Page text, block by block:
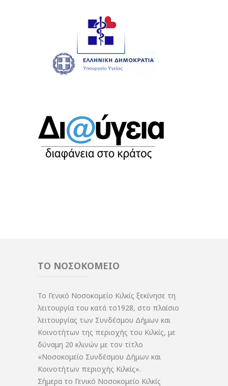
ΤΟ ΝΟΣΟΚΟΜΕΙΟ
Το Γενικό Νοσοκομείο Κιλκίς ξεκίνησε τη
λειτουργία του κατά το1928, στο πλαίσιο
λειτουργίας των Συνδέσμου Δήμων και
Κοινοτήτων της περιοχής του Κιλκίς, με
δύναμη 20 κλινών με τον τίτλο
«Νοσοκομείο Συνδέσμου Δήμων και
Κοινοτήτων περιοχής Κιλκίς».
Σήμερα το Γενικό Νοσοκομείο Κιλκίς